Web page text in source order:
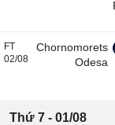
FT
02/08
Chornomorets
Odesa
Thứ 7 - 01/08